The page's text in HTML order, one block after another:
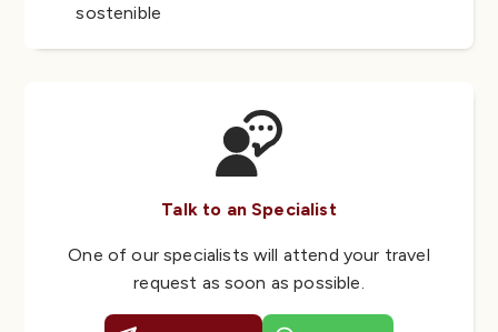
sostenible
Talk to an Specialist
One of our specialists will attend your travel
request as soon as possible.